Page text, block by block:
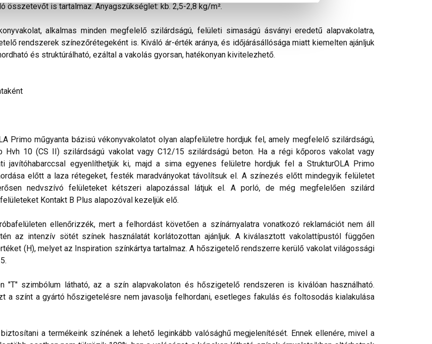
összetevőt is tartalmaz. Anyagszükséglet: kb. 2,5-2,8 kg/m².
alkalmas minden megfelelő szilárdságú, felületi simaságú ásványi eredetű alapvakolatra,
rendszerek színezőrétegeként is. Kiváló ár-érték aránya, és időjárásállósága miatt kiemelten ajánljuk
és struktúrálható, ezáltal a vakolás gyorsan, hatékonyan kivitelezhető.
Primo műgyanta bázisú vékonyvakolatot olyan alapfelületre hordjuk fel, amely megfelelő szilárdságú,
Hvh 10 (CS II) szilárdságú vakolat vagy C12/15 szilárdságú beton. Ha a régi kőporos vakolat vagy
javítóhabarccsal egyenlíthetjük ki, majd a sima egyenes felületre hordjuk fel a StrukturOLA Primo
előtt a laza rétegeket, festék maradványokat távolítsuk el. A színezés előtt mindegyik felületet
nedvszívó felületeket kétszeri alapozással látjuk el. A porló, de még megfelelően szilárd
Kontakt B Plus alapozóval kezeljük elő.
ellenőrizzék, mert a felhordást követően a színárnyalatra vonatkozó reklamációt nem áll
az intenzív sötét színek használatát korlátozottan ajánljuk. A kiválasztott vakolattípustól függően
(H), melyet az Inspiration színkártya tartalmaz. A hőszigetelő rendszerre kerülő vakolat világossági
"T" szimbólum látható, az a szín alapvakolaton és hőszigetelő rendszeren is kiválóan használható.
a színt a gyártó hőszigetelésre nem javasolja felhordani, esetleges fakulás és foltosodás kialakulása
a termékeink színének a lehető leginkább valósághű megjelenítését. Ennek ellenére, mivel a